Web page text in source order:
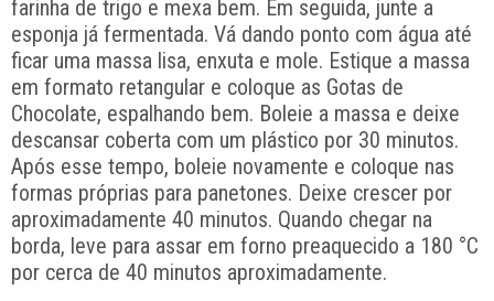
farinha de trigo e mexa bem. Em seguida, junte a
esponja já fermentada. Vá dando ponto com água até
ficar uma massa lisa, enxuta e mole. Estique a massa
em formato retangular e coloque as Gotas de
Chocolate, espalhando bem. Boleie a massa e deixe
descansar coberta com um plástico por 30 minutos.
Após esse tempo, boleie novamente e coloque nas
for­mas próprias para panetones. Deixe crescer por
aproximadamente 40 minutos. Quando chegar na
borda, leve para assar em forno preaquecido a 180 °C
por cerca de 40 minutos aproximadamente.